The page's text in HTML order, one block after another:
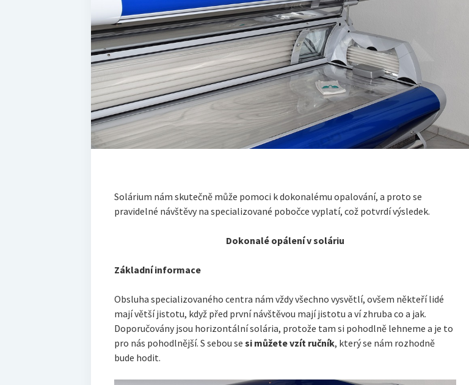
Solárium nám skutečně může pomoci k dokonalému opalování, a proto se
pravidelné návštěvy na specializované pobočce vyplatí, což potvrdí výsledek.
Dokonalé opálení v soláriu
Základní informace
Obsluha specializovaného centra nám vždy všechno vysvětlí, ovšem někteří lidé
mají větší jistotu, když před první návštěvou mají jistotu a ví zhruba co a jak.
Doporučovány jsou horizontální solária, protože tam si pohodlně lehneme a je to
pro nás pohodlnější. S sebou se si můžete vzít ručník, který se nám rozhodně
bude hodit.